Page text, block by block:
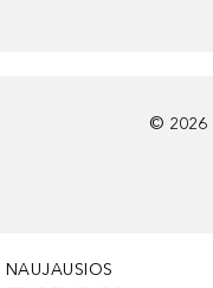
© 2026
NAUJAUSIOS